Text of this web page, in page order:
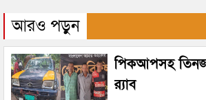
আরও পড়ুন
পিকআপসহ
র‌্যাব